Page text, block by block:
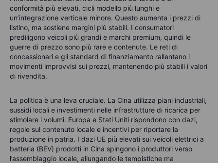
conformità più elevati, cicli modello più lunghi e
un’integrazione verticale minore. Questo aumenta i prezzi di
listino, ma sostiene margini più stabili. I consumatori
prediligono veicoli più grandi e marchi premium, quindi le
guerre di prezzo sono più rare e contenute. Le reti di
concessionari e gli standard di finanziamento rallentano i
movimenti improvvisi sui prezzi, mantenendo più stabili i valori
di rivendita.
La politica è una leva cruciale. La Cina utilizza piani industriali,
sussidi locali e investimenti nelle infrastrutture di ricarica per
stimolare i volumi. Europa e Stati Uniti rispondono con dazi,
regole sul contenuto locale e incentivi per riportare la
produzione in patria. I dazi UE più elevati sui veicoli elettrici a
batteria (BEV) prodotti in Cina spingono i produttori verso
l’assemblaggio locale, allungando le tempistiche ma